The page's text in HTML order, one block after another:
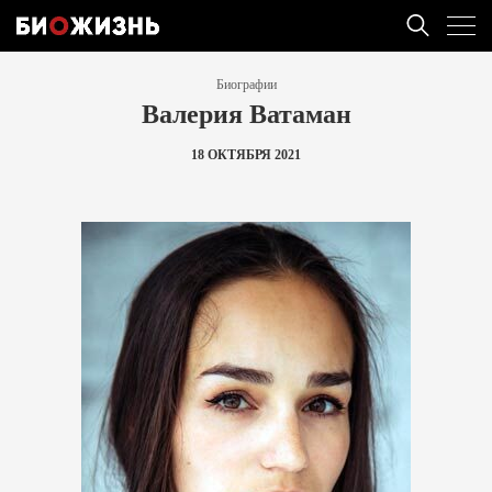
Биографии
Валерия Ватаман
18 ОКТЯБРЯ 2021